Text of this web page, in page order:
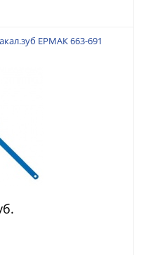
ЕРМАК 663-691